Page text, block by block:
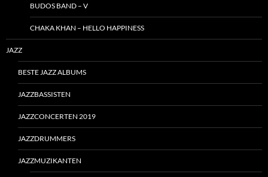
BUDOS BAND – V
CHAKA KHAN – HELLO HAPPINESS
JAZZ
BESTE JAZZ ALBUMS
JAZZBASSISTEN
JAZZCONCERTEN 2019
JAZZDRUMMERS
JAZZMUZIKANTEN